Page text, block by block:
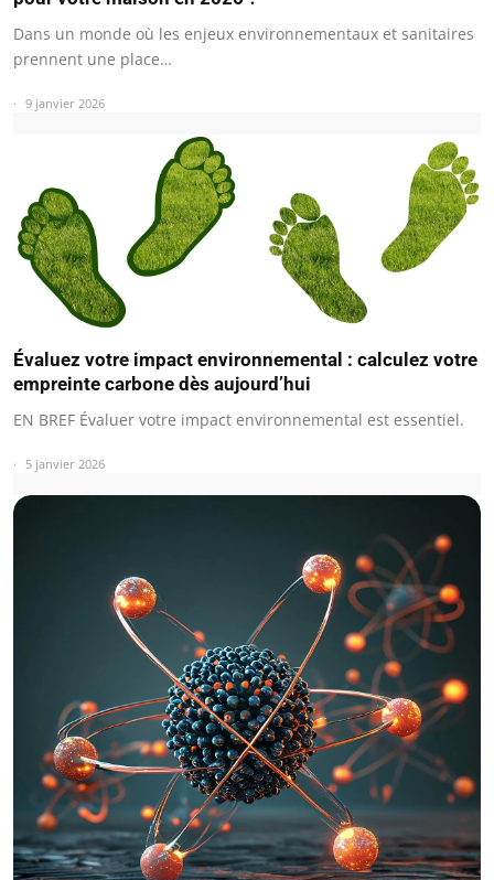
Dans un monde où les enjeux environnementaux et sanitaires
prennent une place…
9 janvier 2026
Évaluez votre impact environnemental : calculez votre
empreinte carbone dès aujourd’hui
EN BREF Évaluer votre impact environnemental est essentiel.
5 janvier 2026